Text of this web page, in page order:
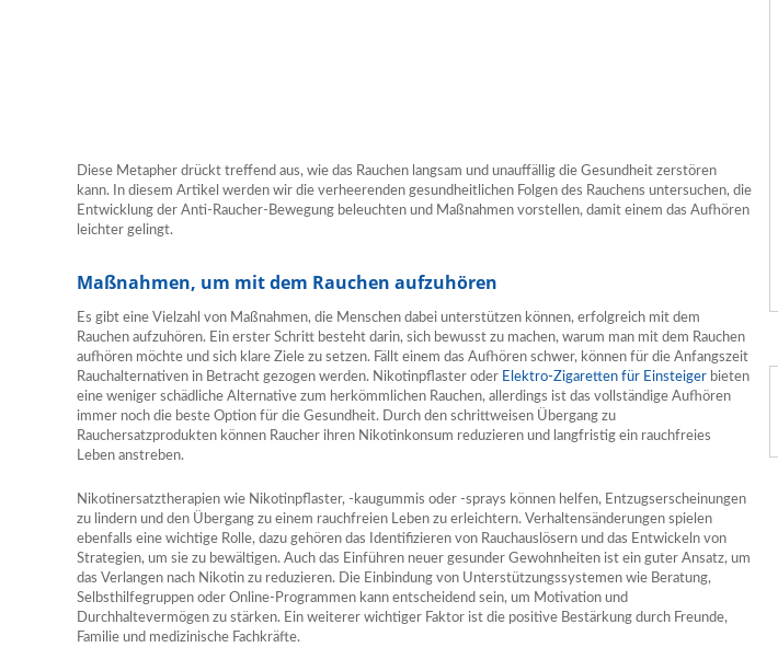
Diese Metapher drückt treffend aus, wie das Rauchen langsam und unauffällig die Gesundheit zerstören
kann. In diesem Artikel werden wir die verheerenden gesundheitlichen Folgen des Rauchens untersuchen, die
Entwicklung der Anti-Raucher-Bewegung beleuchten und Maßnahmen vorstellen, damit einem das Aufhören
leichter gelingt.
Maßnahmen, um mit dem Rauchen aufzuhören
Es gibt eine Vielzahl von Maßnahmen, die Menschen dabei unterstützen können, erfolgreich mit dem
Rauchen aufzuhören. Ein erster Schritt besteht darin, sich bewusst zu machen, warum man mit dem Rauchen
aufhören möchte und sich klare Ziele zu setzen. Fällt einem das Aufhören schwer, können für die Anfangszeit
Rauchalternativen in Betracht gezogen werden. Nikotinpflaster oder Elektro-Zigaretten für Einsteiger bieten
eine weniger schädliche Alternative zum herkömmlichen Rauchen, allerdings ist das vollständige Aufhören
immer noch die beste Option für die Gesundheit. Durch den schrittweisen Übergang zu
Rauchersatzprodukten können Raucher ihren Nikotinkonsum reduzieren und langfristig ein rauchfreies
Leben anstreben.
Nikotinersatztherapien wie Nikotinpflaster, -kaugummis oder -sprays können helfen, Entzugserscheinungen
zu lindern und den Übergang zu einem rauchfreien Leben zu erleichtern. Verhaltensänderungen spielen
ebenfalls eine wichtige Rolle, dazu gehören das Identifizieren von Rauchauslösern und das Entwickeln von
Strategien, um sie zu bewältigen. Auch das Einführen neuer gesunder Gewohnheiten ist ein guter Ansatz, um
das Verlangen nach Nikotin zu reduzieren. Die Einbindung von Unterstützungssystemen wie Beratung,
Selbsthilfegruppen oder Online-Programmen kann entscheidend sein, um Motivation und
Durchhaltevermögen zu stärken. Ein weiterer wichtiger Faktor ist die positive Bestärkung durch Freunde,
Familie und medizinische Fachkräfte.